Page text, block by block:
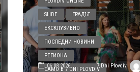
SLIDE ГРАДЪТ
ЕКСКЛУЗИВНО
ПОСЛЕДНИ НОВИНИ
РЕГИОНА
САМО В 7 DNI PLOVDIV
06.08.2026 7 Dni Plovdiv